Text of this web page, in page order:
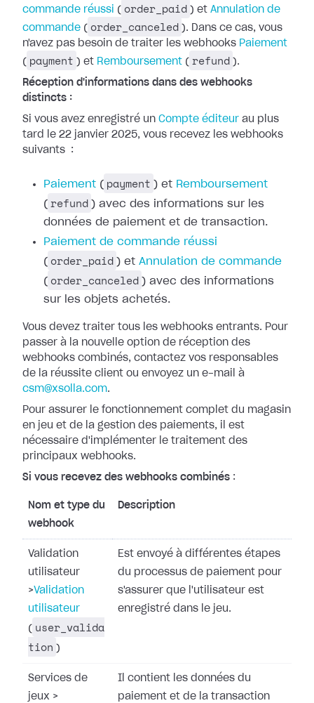
commande réussi
( order_paid ) et Annulation de
commande ( order_canceled ). Dans ce cas, vous
n'avez pas besoin de traiter les webhooks Paiement
( payment ) et Remboursement ( refund ).
Réception d'informations dans des webhooks
distincts :
Si vous avez enregistré un Compte éditeur au plus
tard le 22 janvier 2025, vous recevez les webhooks
suivants
:
Paiement ( payment ) et Remboursement
( refund ) avec des informations sur les
données de paiement et de transaction.
Paiement de commande réussi
( order_paid ) et Annulation de commande
( order_canceled ) avec des informations
sur les objets achetés.
Vous devez traiter tous les webhooks entrants. Pour
passer à la nouvelle option de réception des
webhooks combinés, contactez vos responsables
de la réussite client ou envoyez un e-mail à
csm@xsolla.com.
Pour assurer le fonctionnement complet du magasin
en jeu et de la gestion des paiements, il est
nécessaire d'implémenter le traitement des
principaux webhooks.
Si vous recevez des webhooks combinés :
Nom et type du
webhook
Description
Validation
utilisateur
>Validation
utilisateur
( user_valida
tion )
Est envoyé à différentes étapes
du processus de paiement pour
s'assurer que l'utilisateur est
enregistré dans le jeu.
Services de
jeux >
Il contient les données du
paiement et de la transaction